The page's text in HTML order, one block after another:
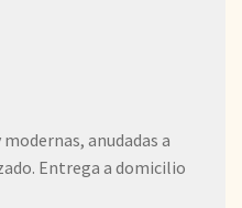
modernas, anudadas a
Entrega a domicilio